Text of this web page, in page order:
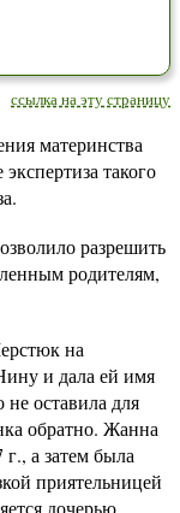
ссылка на эту страницу
материнства
такого
разрешить
родителям,
на
и дала ей имя
оставила для
обратно. Жанна
а затем была
приятельницей
дочерью